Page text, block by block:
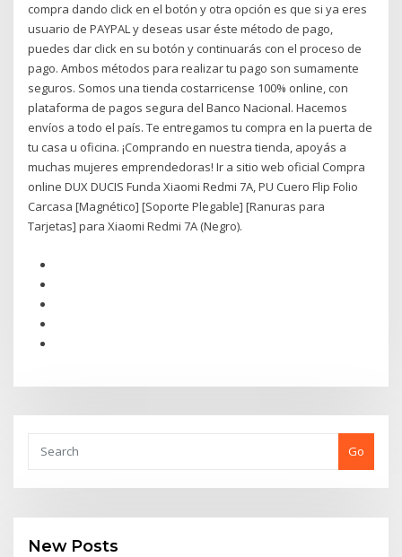
compra dando click en el botón y otra opción es que si ya eres
usuario de PAYPAL y deseas usar éste método de pago,
puedes dar click en su botón y continuarás con el proceso de
pago. Ambos métodos para realizar tu pago son sumamente
seguros. Somos una tienda costarricense 100% online, con
plataforma de pagos segura del Banco Nacional. Hacemos
envíos a todo el país. Te entregamos tu compra en la puerta de
tu casa u oficina. ¡Comprando en nuestra tienda, apoyás a
muchas mujeres emprendedoras! Ir a sitio web oficial Compra
online DUX DUCIS Funda Xiaomi Redmi 7A, PU Cuero Flip Folio
Carcasa [Magnético] [Soporte Plegable] [Ranuras para
Tarjetas] para Xiaomi Redmi 7A (Negro).
Go
New Posts